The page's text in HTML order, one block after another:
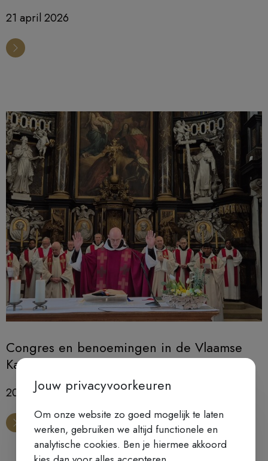
21 april 2026
Congres en benoemingen in de Vlaamse
Karmel
20 tot 24 april 2026
Jouw privacyvoorkeuren
Om onze website zo goed mogelijk te laten
werken, gebruiken we altijd functionele en
analytische cookies. Ben je hiermee akkoord